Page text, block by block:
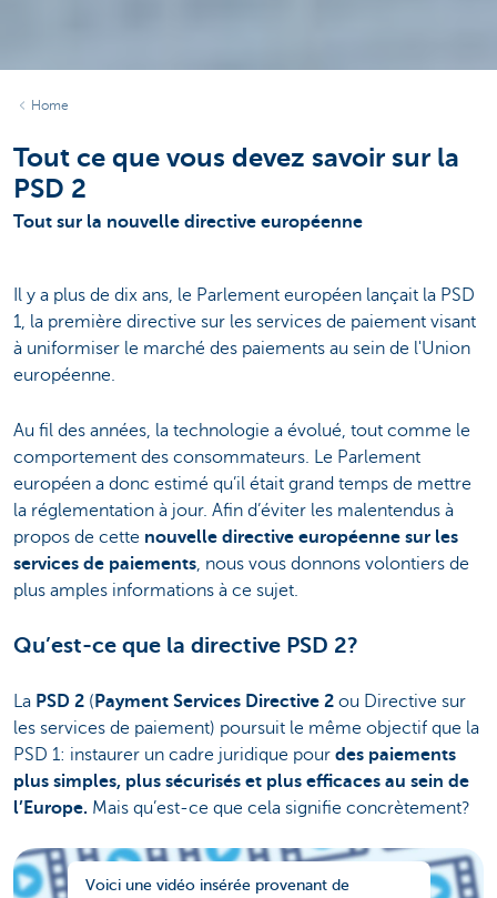
Home
Tout ce que vous devez savoir sur la
PSD 2
Tout sur la nouvelle directive européenne
Il y a plus de dix ans, le Parlement européen lançait la PSD
1, la première directive sur les services de paiement visant
à uniformiser le marché des paiements au sein de l'Union
européenne.
Au fil des années, la technologie a évolué, tout comme le
comportement des consommateurs. Le Parlement
européen a donc estimé qu’il était grand temps de mettre
la réglementation à jour. Afin d’éviter les malentendus à
propos de cette nouvelle directive européenne sur les
services de paiements, nous vous donnons volontiers de
plus amples informations à ce sujet.
Qu’est-ce que la directive PSD 2?
La PSD 2 ( Payment Services Directive 2 ou Directive sur
les services de paiement) poursuit le même objectif que la
PSD 1: instaurer un cadre juridique pour des paiements
plus simples, plus sécurisés et plus efficaces au sein de
l’Europe. Mais qu’est-ce que cela signifie concrètement?
Voici une vidéo insérée provenant de